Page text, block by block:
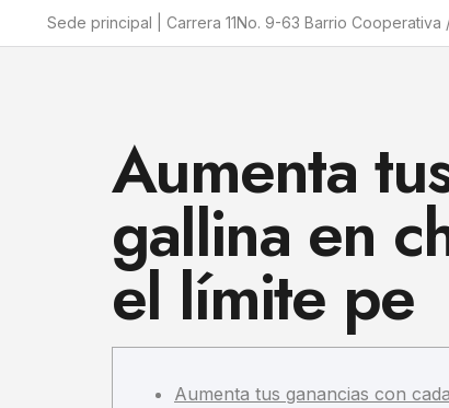
Sede principal | Carrera 11No. 9-63 Barrio Cooperativa
Aumenta
gallina en
el límite pe
Aumenta tus ganancias con cada